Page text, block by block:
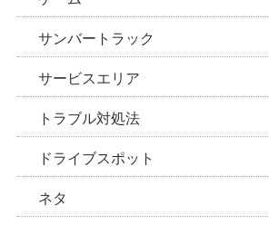
サンバートラック
サービスエリア
トラブル対処法
ドライブスポット
ネタ